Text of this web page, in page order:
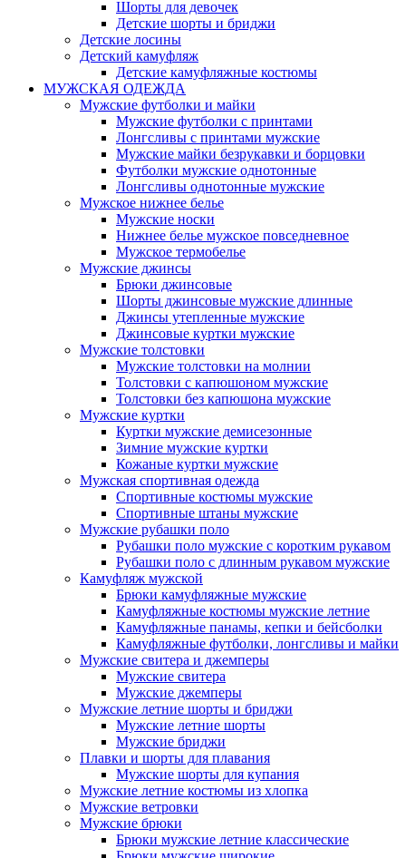
Шорты для девочек
Детские шорты и бриджи
Детские лосины
Детский камуфляж
Детские камуфляжные костюмы
МУЖСКАЯ ОДЕЖДА
Мужские футболки и майки
Мужские футболки с принтами
Лонгсливы с принтами мужские
Мужские майки безрукавки и борцовки
Футболки мужские однотонные
Лонгсливы однотонные мужские
Мужское нижнее белье
Мужские носки
Нижнее белье мужское повседневное
Мужское термобелье
Мужские джинсы
Брюки джинсовые
Шорты джинсовые мужские длинные
Джинсы утепленные мужские
Джинсовые куртки мужские
Мужские толстовки
Мужские толстовки на молнии
Толстовки с капюшоном мужские
Толстовки без капюшона мужские
Мужские куртки
Куртки мужские демисезонные
Зимние мужские куртки
Кожаные куртки мужские
Мужская спортивная одежда
Спортивные костюмы мужские
Спортивные штаны мужские
Мужские рубашки поло
Рубашки поло мужские с коротким рукавом
Рубашки поло с длинным рукавом мужские
Камуфляж мужской
Брюки камуфляжные мужские
Камуфляжные костюмы мужские летние
Камуфляжные панамы, кепки и бейсболки
Камуфляжные футболки, лонгсливы и майки
Мужские свитера и джемперы
Мужские свитера
Мужские джемперы
Мужские летние шорты и бриджи
Мужские летние шорты
Мужские бриджи
Плавки и шорты для плавания
Мужские шорты для купания
Мужские летние костюмы из хлопка
Мужские ветровки
Мужские брюки
Брюки мужские летние классические